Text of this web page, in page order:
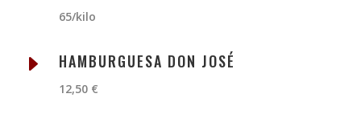
65/kilo
E HAMBURGUESA DON JOSÉ
12,50 €